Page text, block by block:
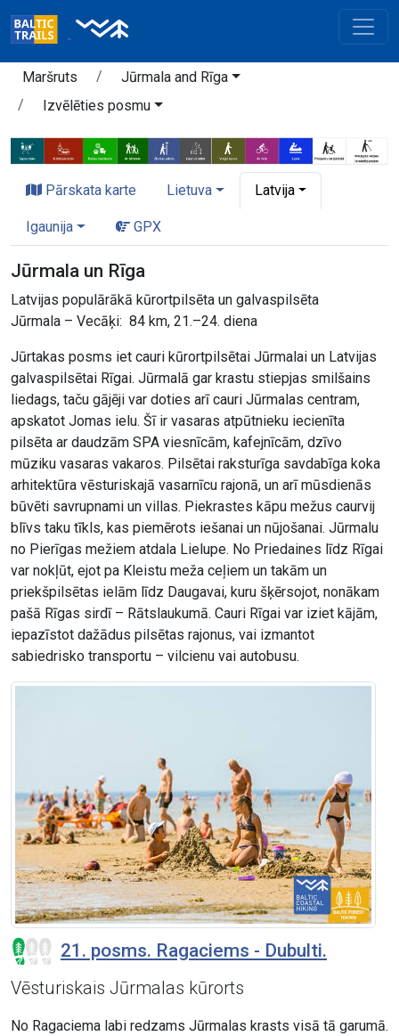
Maršruts
Jūrmala and Rīga
Izvēlēties posmu
Pārskata karte Lietuva Latvija
Igaunija GPX
Jūrmala un Rīga
Latvijas populārākā kūrortpilsēta un galvaspilsēta
Jūrmala – Vecāķi: 84 km, 21.–24. diena
Jūrtakas posms iet cauri kūrortpilsētai Jūrmalai un Latvijas
galvaspilsētai Rīgai. Jūrmalā gar krastu stiepjas smilšains
liedags, taču gājēji var doties arī cauri Jūrmalas centram,
apskatot Jomas ielu. Šī ir vasaras atpūtnieku iecienīta
pilsēta ar daudzām SPA viesnīcām, kafejnīcām, dzīvo
mūziku vasaras vakaros. Pilsētai raksturīga savdabīga koka
arhitektūra vēsturiskajā vasarnīcu rajonā, un arī mūsdienās
būvēti savrupnami un villas. Piekrastes kāpu mežus caurvij
blīvs taku tīkls, kas piemērots iešanai un nūjošanai. Jūrmalu
no Pierīgas mežiem atdala Lielupe. No Priedaines līdz Rīgai
var nokļūt, ejot pa Kleistu meža ceļiem un takām un
priekšpilsētas ielām līdz Daugavai, kuru šķērsojot, nonākam
pašā Rīgas sirdī – Rātslaukumā. Cauri Rīgai var iziet kājām,
iepazīstot dažādus pilsētas rajonus, vai izmantot
sabiedrisko transportu – vilcienu vai autobusu.
21. posms. Ragaciems - Dubulti.
Vēsturiskais Jūrmalas kūrorts
No Ragaciema labi redzams Jūrmalas krasts visā tā garumā.